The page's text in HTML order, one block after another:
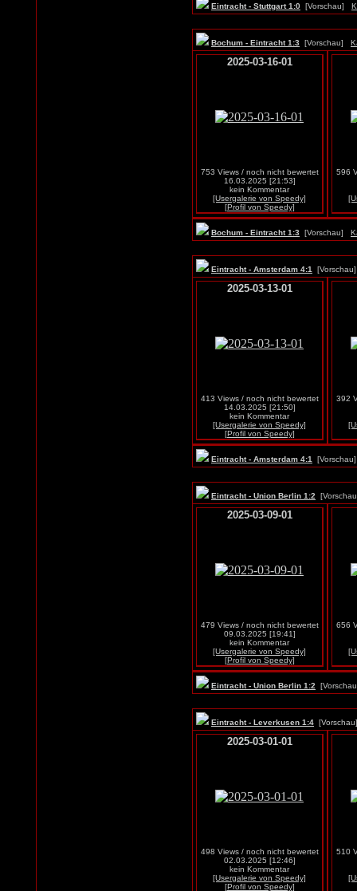
Eintracht - Stuttgart 1:0 [Vorschau]
Bochum - Eintracht 1:3 [Vorschau]
2025-03-16-01
753 Views / noch nicht bewertet
16.03.2025 [21:53]
kein Kommentar
[Usergalerie von Speedy]
[Profil von Speedy]
596
Bochum - Eintracht 1:3 [Vorschau]
Eintracht - Amsterdam 4:1
2025-03-13-01
413 Views / noch nicht bewertet
14.03.2025 [21:50]
kein Kommentar
[Usergalerie von Speedy]
[Profil von Speedy]
392
Eintracht - Amsterdam 4:1
Eintracht - Union Berlin 1:2
2025-03-09-01
479 Views / noch nicht bewertet
09.03.2025 [19:41]
kein Kommentar
[Usergalerie von Speedy]
[Profil von Speedy]
656
Eintracht - Union Berlin 1:2
Eintracht - Leverkusen 1:4
2025-03-01-01
498 Views / noch nicht bewertet
02.03.2025 [12:46]
kein Kommentar
[Usergalerie von Speedy]
[Profil von Speedy]
510